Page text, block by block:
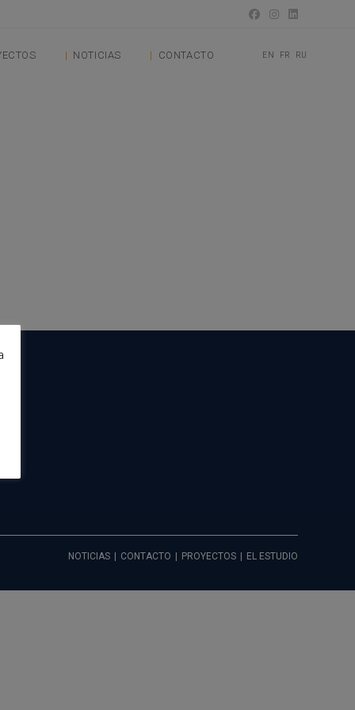
NOTICIAS CONTACTO EN FR RU
NOTICIAS CONTACTO PROYECTOS EL ESTUDIO